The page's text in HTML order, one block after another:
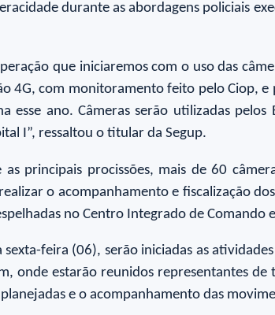
durante as abordagens policiais
que iniciaremos com o uso das
4G, com monitoramento feito pelo Ciop,
esse ano. Câmeras serão utilizadas
I”, ressaltou o titular da Segup.
as principais procissões, mais de 60
o acompanhamento e fiscalização
no Centro Integrado de Comando
feira (06), serão iniciadas as
onde estarão reunidos representantes de
e o acompanhamento das